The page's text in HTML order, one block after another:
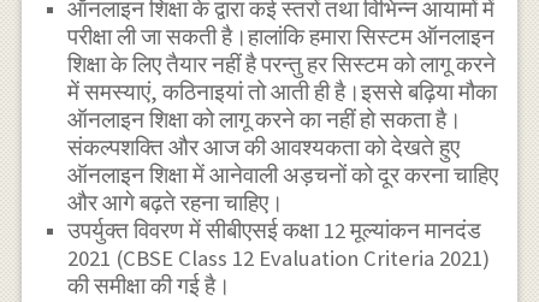
ऑनलाइन शिक्षा के द्वारा कई स्तरों तथा विभिन्न आयामों में
परीक्षा ली जा सकती है।हालांकि हमारा सिस्टम ऑनलाइन
शिक्षा के लिए तैयार नहीं है परन्तु हर सिस्टम को लागू करने
में समस्याएं, कठिनाइयां तो आती ही है।इससे बढ़िया मौका
ऑनलाइन शिक्षा को‌ लागू करने का नहीं हो सकता है।
संकल्पशक्ति और आज की आवश्यकता को देखते हुए
ऑनलाइन शिक्षा में आनेवाली अड़चनों को दूर करना चाहिए
और आगे बढ़ते रहना चाहिए।
उपर्युक्त विवरण में सीबीएसई कक्षा 12 मूल्यांकन मानदंड
2021 (CBSE Class 12 Evaluation Criteria 2021)
की समीक्षा की गई है।